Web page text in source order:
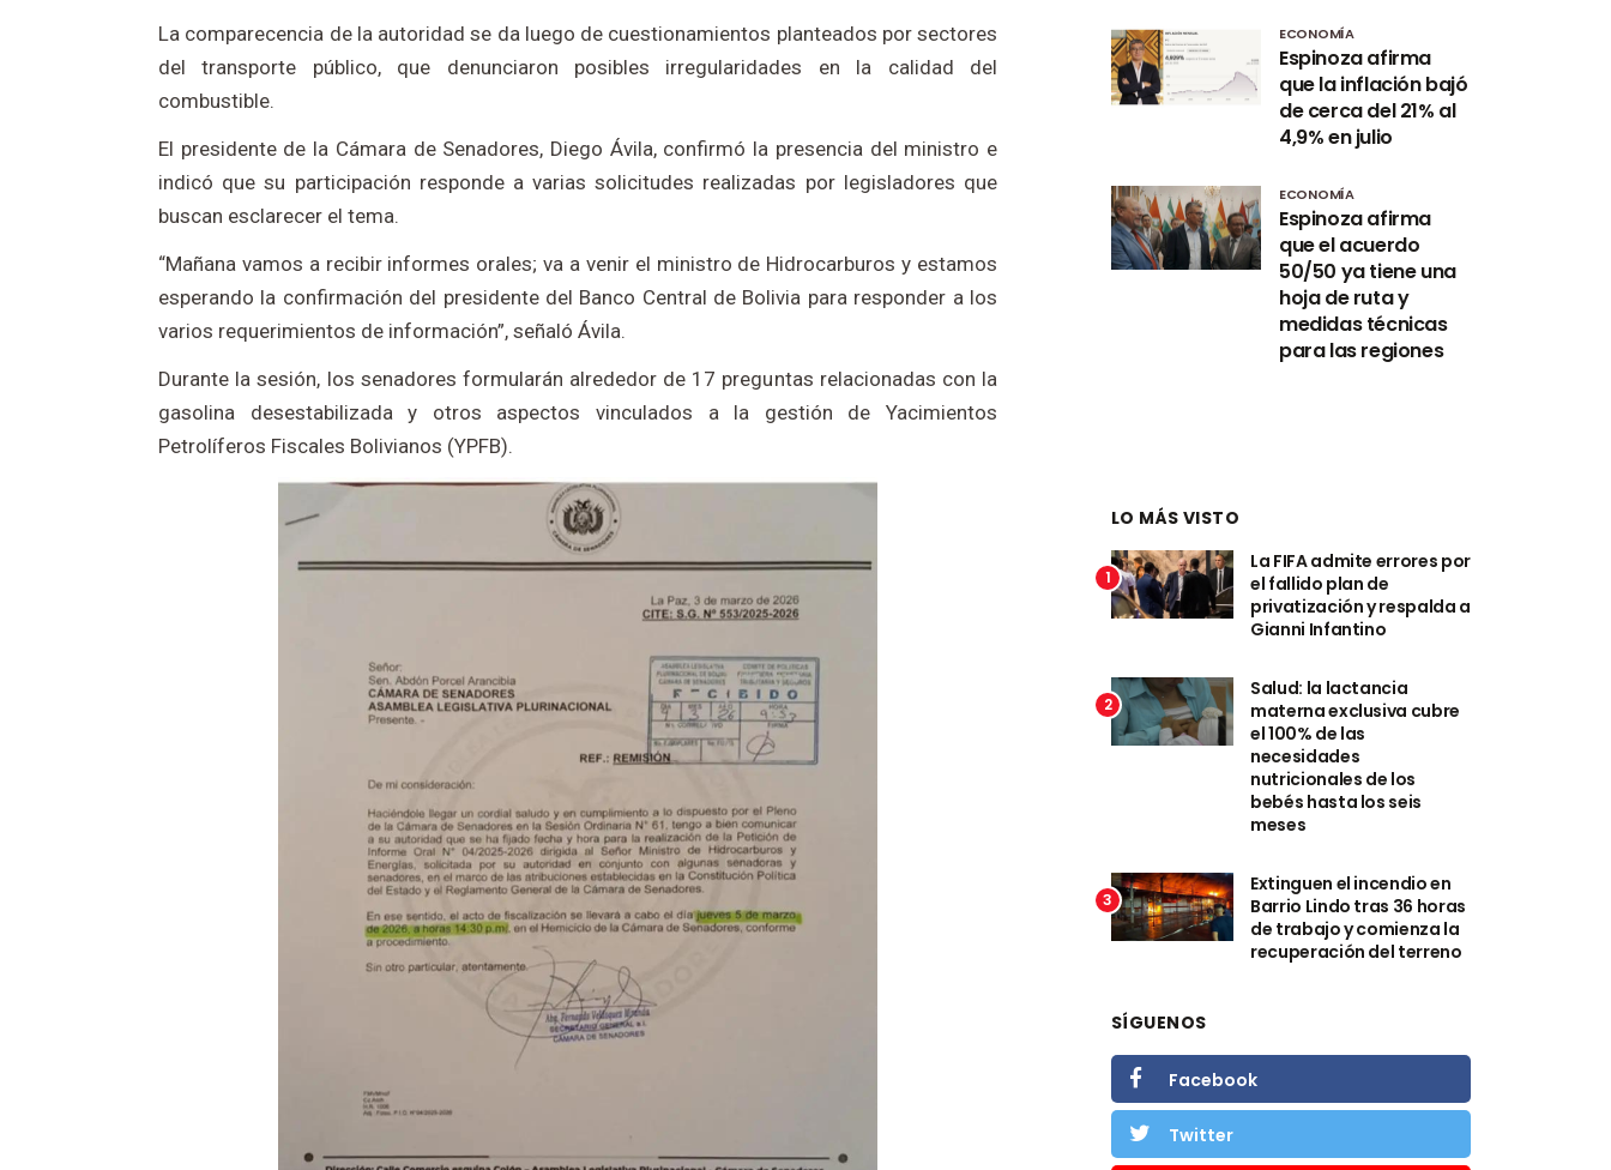
La comparecencia de la autoridad se da luego de cuestionamientos planteados por sectores
del transporte público, que denunciaron posibles irregularidades en la calidad del
combustible.
El presidente de la Cámara de Senadores, Diego Ávila, confirmó la presencia del ministro e
indicó que su participación responde a varias solicitudes realizadas por legisladores que
buscan esclarecer el tema.
“Mañana vamos a recibir informes orales; va a venir el ministro de Hidrocarburos y estamos
esperando la confirmación del presidente del Banco Central de Bolivia para responder a los
varios requerimientos de información”, señaló Ávila.
Durante la sesión, los senadores formularán alrededor de 17 preguntas relacionadas con la
gasolina desestabilizada y otros aspectos vinculados a la gestión de Yacimientos
Petrolíferos Fiscales Bolivianos (YPFB).
ECONOMÍA
Espinoza afirma
que la inflación bajó
de cerca del 21% al
4,9% en julio
ECONOMÍA
Espinoza afirma
que el acuerdo
50/50 ya tiene una
hoja de ruta y
medidas técnicas
para las regiones
LO MÁS VISTO
1
La FIFA admite errores por
el fallido plan de
privatización y respalda a
Gianni Infantino
2
Salud: la lactancia
materna exclusiva cubre
el 100% de las
necesidades
nutricionales de los
bebés hasta los seis
meses
3
Extinguen el incendio en
Barrio Lindo tras 36 horas
de trabajo y comienza la
recuperación del terreno
SÍGUENOS
Facebook
Twitter